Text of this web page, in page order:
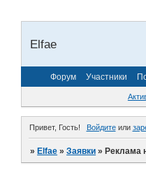
Elfae
Форум Участники
Привет, Гость! Войдитеили
»Elfae »Заявки »Реклама